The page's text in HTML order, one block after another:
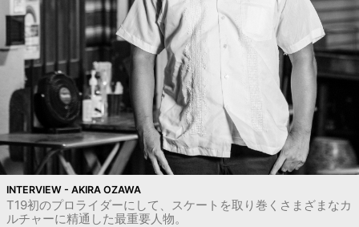
INTERVIEW - AKIRA OZAWA
T19初のプロライダーにして、スケートを取り巻くさまざまなカ
ルチャーに精通した最重要人物。